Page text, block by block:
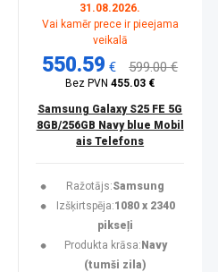
31.08.2026.
Vai kamēr prece ir pieejama
veikalā
550.59 € 599.00 €
Bez PVN455.03 €
Samsung Galaxy S25 FE 5G
8GB/256GB Navy blue Mobil
ais Telefons
Ražotājs:Samsung
Izšķirtspēja:1080 x 2340
pikseļi
Produkta krāsa: Navy
(tumši zila)